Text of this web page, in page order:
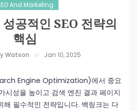
And Marketing
공적인 SEO 전략의
핵심
Watson Jan 10, 2025
Engine Optimization)에서 중요
시성을 높이고 검색 엔진 결과 페이지
해 필수적인 전략입니다. 백링크는 다